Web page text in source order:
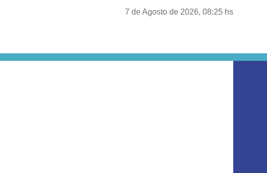
7 de Agosto de 2026, 08:25 hs